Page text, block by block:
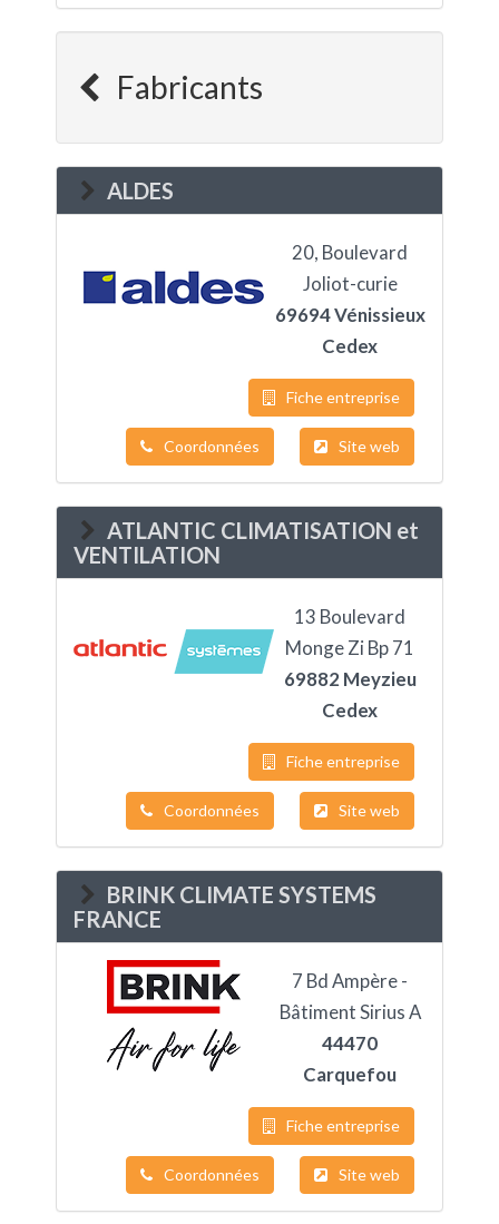
Fabricants
ALDES
20, Boulevard
Joliot-curie
69694 Vénissieux
Cedex
Fiche entreprise
Coordonnées Site web
ATLANTIC CLIMATISATION et
VENTILATION
13 Boulevard
Monge Zi Bp 71
69882 Meyzieu
Cedex
Fiche entreprise
Coordonnées Site web
BRINK CLIMATE SYSTEMS
FRANCE
7 Bd Ampère -
Bâtiment Sirius A
44470
Carquefou
Fiche entreprise
Coordonnées Site web